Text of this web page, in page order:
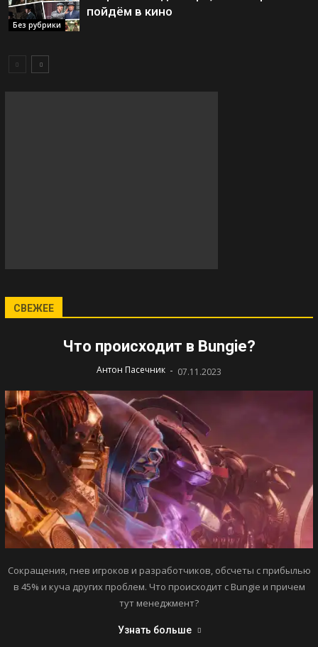
Без рубрики
пойдём в кино
СВЕЖЕЕ
Что происходит в Bungie?
Антон Пасечник - 07.11.2023
Сокращения, гнев игроков и разработчиков, обсчеты с прибылью
в 45% и куча других проблем. Что происходит с Bungie и причем
тут менеджмент?
Узнать больше